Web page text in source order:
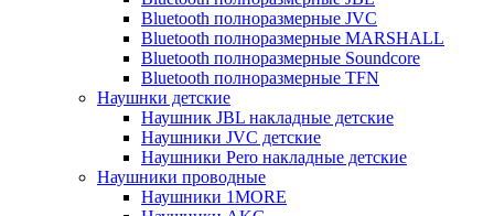
Bluetooth полноразмерные JVC
Bluetooth полноразмерные MARSHALL
Bluetooth полноразмерные Soundcore
Bluetooth полноразмерные TFN
Наушнки детские
Наушник JBL накладные детские
Наушники JVC детские
Наушники Pero накладные детские
Наушники проводные
Наушники 1MORE